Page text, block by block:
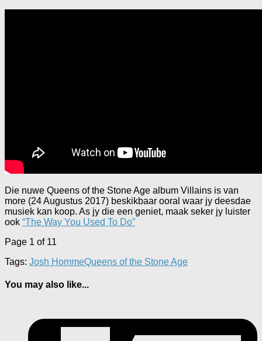
Die nuwe Queens of the Stone Age album Villains is van
more (24 Augustus 2017) beskikbaar ooral waar jy deesdae
musiek kan koop. As jy die een geniet, maak seker jy luister
ook “The Way You Used To Do”
Page 1 of 11
Tags: Josh HommeQueens of the Stone Age
You may also like...